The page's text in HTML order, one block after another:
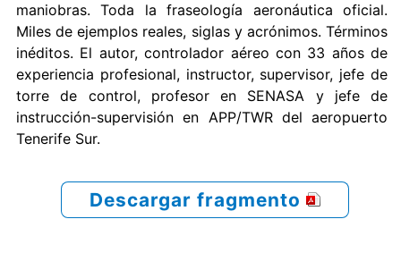
maniobras. Toda la fraseología aeronáutica oficial.
Miles de ejemplos reales, siglas y acrónimos. Términos
inéditos. El autor, controlador aéreo con 33 años de
experiencia profesional, instructor, supervisor, jefe de
torre de control, profesor en SENASA y jefe de
instrucción-supervisión en APP/TWR del aeropuerto
Tenerife Sur.
Descargar fragmento